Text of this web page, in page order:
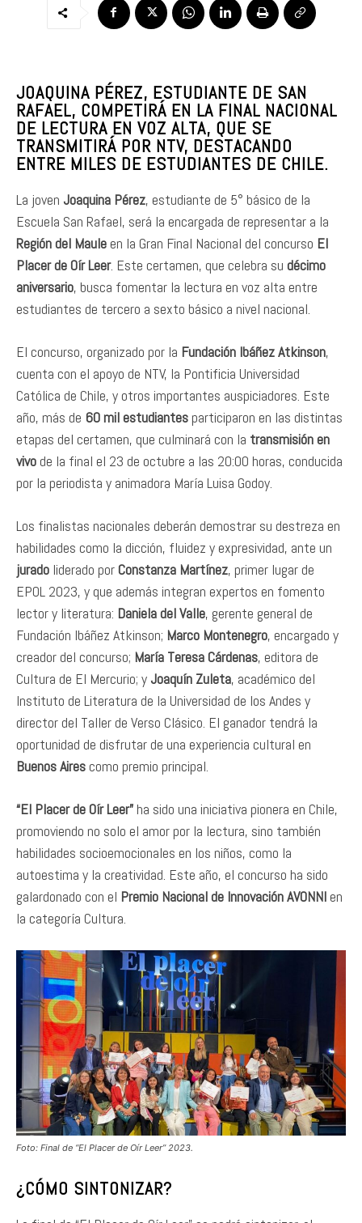
JOAQUINA PÉREZ, ESTUDIANTE DE SAN
RAFAEL, COMPETIRÁ EN LA FINAL NACIONAL
DE LECTURA EN VOZ ALTA, QUE SE
TRANSMITIRÁ POR NTV, DESTACANDO
ENTRE MILES DE ESTUDIANTES DE CHILE.
La joven Joaquina Pérez, estudiante de 5° básico de la
Escuela San Rafael, será la encargada de representar a la
Región del Mauleen la Gran Final Nacional del concurso El
Placer de Oír Leer. Este certamen, que celebra su décimo
aniversario, busca fomentar la lectura en voz alta entre
estudiantes de tercero a sexto básico a nivel nacional.
El concurso, organizado por la Fundación Ibáñez Atkinson,
cuenta con el apoyo de NTV, la Pontificia Universidad
Católica de Chile, y otros importantes auspiciadores. Este
año, más de 60 mil estudiantesparticiparon en las distintas
etapas del certamen, que culminará con la transmisión en
vivode la final el 23 de octubre a las 20:00 horas, conducida
por la periodista y animadora María Luisa Godoy.
Los finalistas nacionales deberán demostrar su destreza en
habilidades como la dicción, fluidez y expresividad, ante un
jurado liderado porConstanza Martínez, primer lugar de
EPOL 2023, y que además integran expertos en fomento
lector y literatura: Daniela del Valle, gerente general de
Fundación Ibáñez Atkinson; Marco Montenegro, encargado y
creador del concurso; María Teresa Cárdenas, editora de
Cultura de El Mercurio; y Joaquín Zuleta, académico del
Instituto de Literatura de la Universidad de los Andes y
director del Taller de Verso Clásico. El ganador tendrá la
oportunidad de disfrutar de una experiencia cultural en
Buenos Airescomo premio principal.
“El Placer de Oír Leer”ha sido una iniciativa pionera en Chile,
promoviendo no solo el amor por la lectura, sino también
habilidades socioemocionales en los niños, como la
autoestima y la creatividad. Este año, el concurso ha sido
galardonado con el Premio Nacional de Innovación AVONNIen
la categoría Cultura.
Foto: Final de “El Placer de Oír Leer” 2023.
¿CÓMO SINTONIZAR?